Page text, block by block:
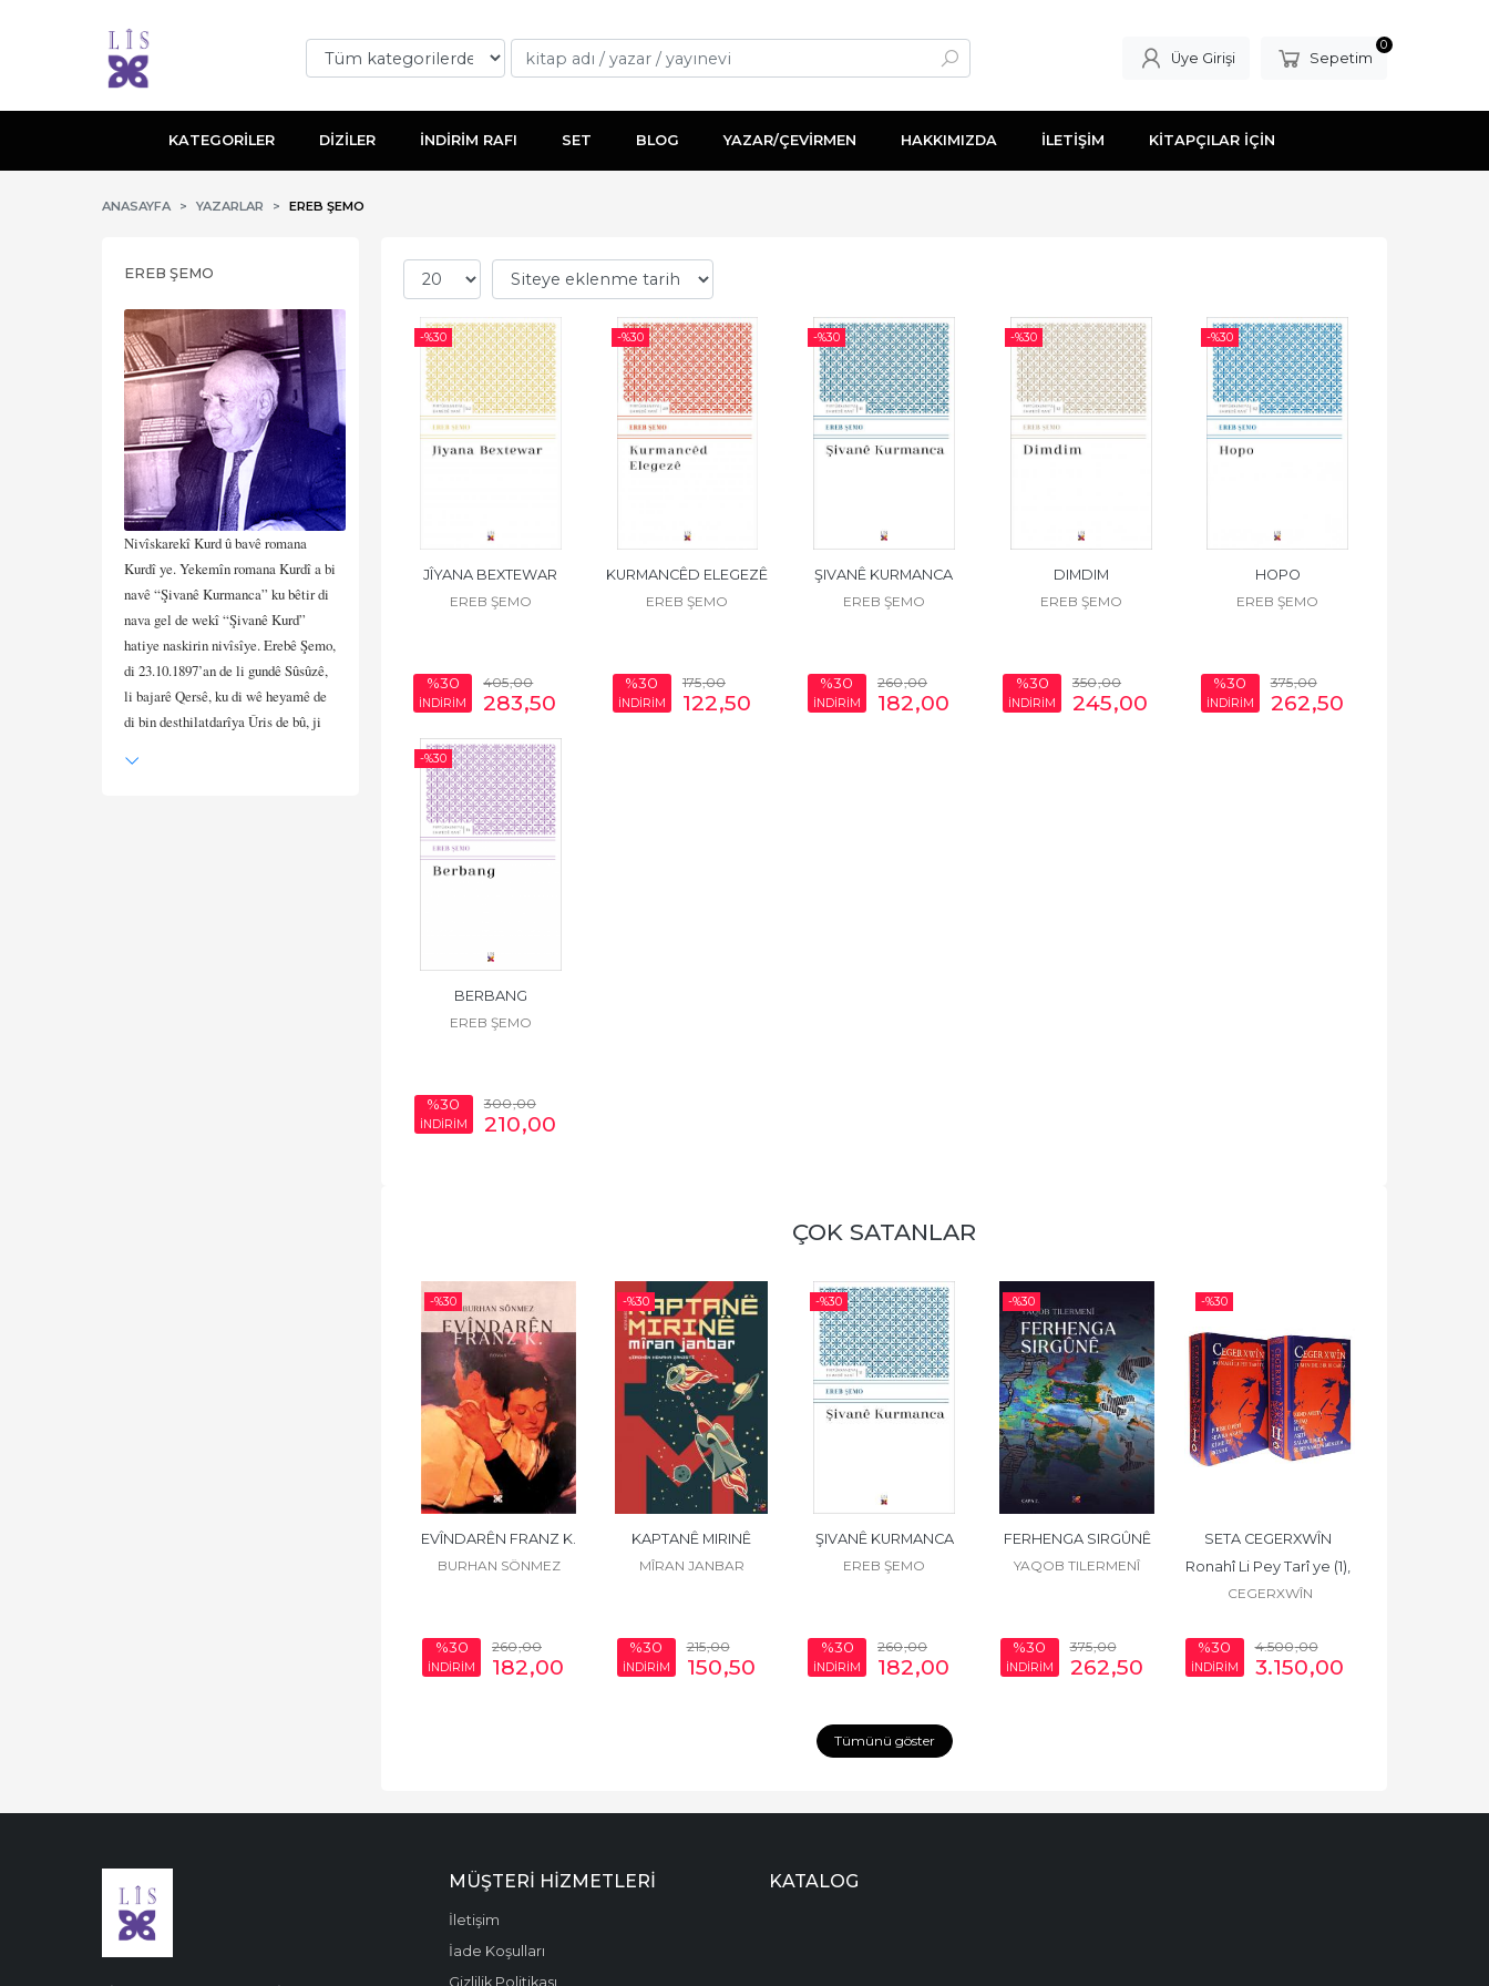
Üye Girişi Sepetim
0
KATEGORİLER DİZİLER İNDİRİM RAFI SET BLOG YAZAR/ÇEVİRMEN HAKKIMIZDA İLETİŞİM KİTAPÇILAR İÇİN
ANASAYFA YAZARLAR EREB ŞEMO
EREB ŞEMO
Nivîskarekî Kurd û bavê romana
Kurdî ye. Yekemîn romana Kurdî a bi
navê “Şivanê Kurmanca” ku bêtir di
nava gel de wekî “Şivanê Kurd”
hatiye naskirin nivîsîye. Erebê Şemo,
di 23.10.1897’an de li gundê Sûsûzê,
li bajarê Qersê, ku di wê heyamê de
di bin desthilatdarîya Ûris de bû, ji
-%30
JÎYANA BEXTEWAR
EREB ŞEMO
%30
İNDİRİM
405,00
283,50
-%30
KURMANCÊD ELEGEZÊ
EREB ŞEMO
%30
İNDİRİM
175,00
122,50
-%30
ŞIVANÊ KURMANCA
EREB ŞEMO
%30
İNDİRİM
260,00
182,00
-%30
DIMDIM
EREB ŞEMO
%30
İNDİRİM
350,00
245,00
-%30
HOPO
EREB ŞEMO
%30
İNDİRİM
375,00
262,50
-%30
BERBANG
EREB ŞEMO
%30
İNDİRİM
300,00
210,00
ÇOK SATANLAR
-%30
EVÎNDARÊN FRANZ K.
BURHAN SÖNMEZ
%30
İNDİRİM
260,00
182,00
-%30
KAPTANÊ MIRINÊ
MÎRAN JANBAR
%30
İNDİRİM
215,00
150,50
-%30
ŞIVANÊ KURMANCA
EREB ŞEMO
%30
İNDİRİM
260,00
182,00
-%30
FERHENGA SIRGÛNÊ
YAQOB TILERMENÎ
%30
İNDİRİM
375,00
262,50
-%30
SETA CEGERXWÎN
Ronahî Li Pey Tarî ye (1),
Ji Min Dil Bir Bi Carek (2)
CEGERXWÎN
%30
İNDİRİM
4.500,00
3.150,00
Tümünü göster
MÜŞTERI HIZMETLERI
İletişim
İade Koşulları
Gizlilik Politikası
KATALOG